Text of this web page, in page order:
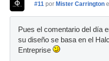
#11 por Mister Carrington
Pues el comentario del día
su diseño se basa en el
Entreprise